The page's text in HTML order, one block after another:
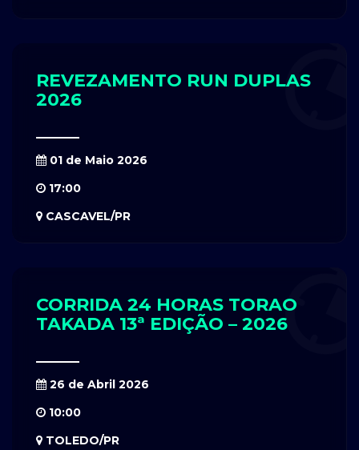
REVEZAMENTO RUN DUPLAS
2026
01 de Maio 2026
17:00
CASCAVEL/PR
CORRIDA 24 HORAS TORAO
TAKADA 13ª EDIÇÃO – 2026
26 de Abril 2026
10:00
TOLEDO/PR